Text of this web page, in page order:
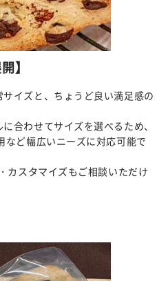
】
イズと、ちょうど良い満足感の
合わせてサイズを選べるため、
など幅広いニーズに対応可能で
カスタマイズもご相談いただけ